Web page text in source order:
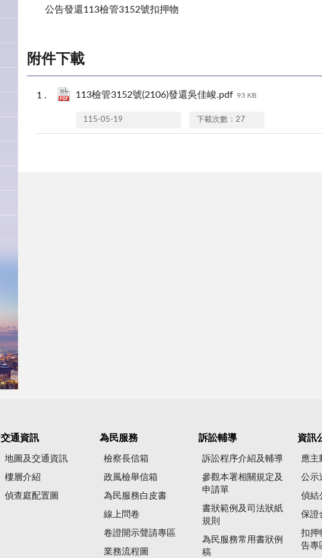
公告發還113檢管3152號扣押物
附件下載
113檢管3152號(2106)發還吳佳峻.pdf 93 KB
115-05-19 下載次數：27
交通資訊
地圖及交通資訊
樓層介紹
偵查庭配置圖
為民服務
檢察長信箱
政風檢舉信箱
為民服務白皮書
線上問卷
卷證開示聲請專區
業務流程圖
訴訟輔導
訴訟程序介紹及輔導
參觀本署相關規定及
申請單
書狀範例及司法狀紙
規則
為民服務常用書狀例
稿
資訊
應主
公示
偵結
保證
扣押
告專